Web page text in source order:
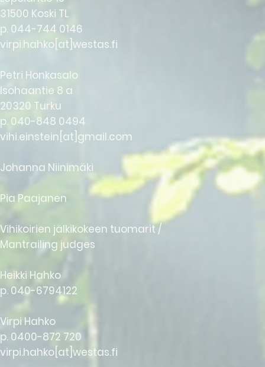
31500 Koski TL
p. 044-744 0146
virpi.hahko[at]westas.fi
Petri Honkasalo
Isohaantie 8 a
20320 Turku
p. 040-848 0494
vihi.einstein[at]gmail.com
Johanna Niinimäki
Pia Paajanen
Vihikoirien jälkikokeen tuomarit /
Mantrailing judges
Heikki Hahko
p. 040-6794122
Virpi Hahko
p. 0400-872 720
virpi.hahko[at]westas.fi